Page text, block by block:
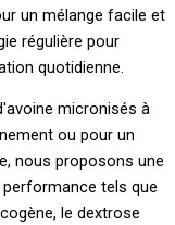
un mélange facile et
régulière pour
quotidienne.
micronisés à
ou pour un
nous proposons une
tels que
le dextrose